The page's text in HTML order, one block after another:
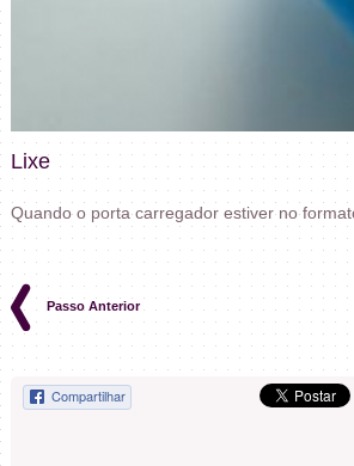
Lixe
Quando o porta carregador estiver no
Passo Anterior
Compartilhar